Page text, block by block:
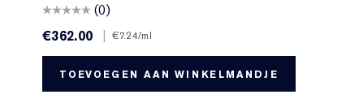
(0)
€362.00
| €7.24/ml
TOEVOEGEN AAN WINKELMANDJE